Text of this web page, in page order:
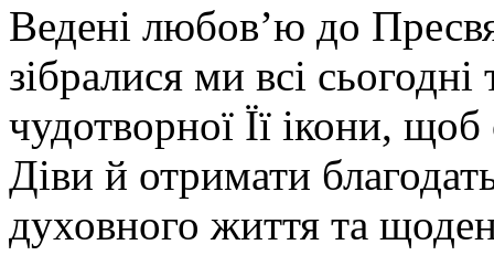
Ведені любов’ю до
зібралися ми всі
чудотворної Її ікони,
Діви й отримати
духовного життя та